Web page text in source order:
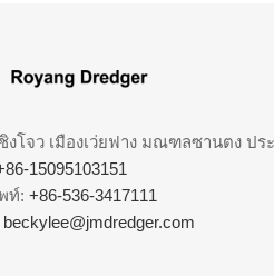
งโจว เมืองเว่ยฟาง มณฑลซานตง ปร
15095103151
ท์: +86-536-3417111
beckylee@jmdredger.com